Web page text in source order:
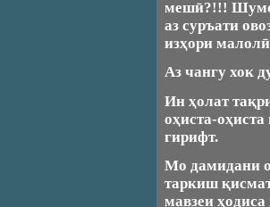
мешӣ?!!! Шумо,
аз суръати
изҳори
Аз чангу хок
Ин ҳолат
оҳиста-
гирифт.
Мо дамидани
таркиш
мавзеи